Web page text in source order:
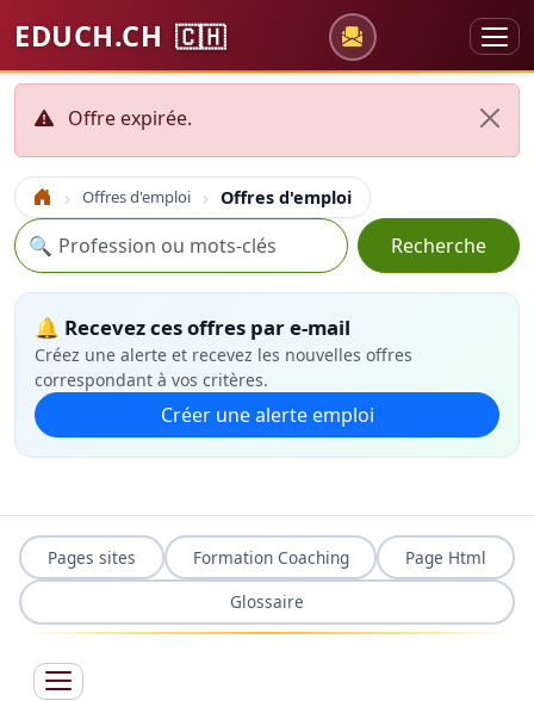
EDUCH.CH 🇨🇭
Offre expirée.
Accueil Offres d'emploi Offres d'emploi
Recherche
🔍 Recherche
🔔 Recevez ces offres par e-mail
Créez une alerte et recevez les nouvelles offres
correspondant à vos critères.
Créer une alerte emploi
Pages sites Formation Coaching
Page Html
Glossaire